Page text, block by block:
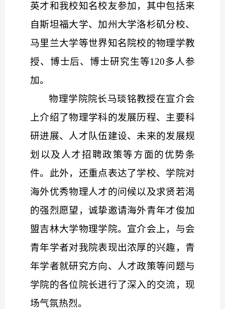
英才和我校知名校友参加，其中包括来
自斯坦福大学、加州大学洛杉矶分校、
马里兰大学等世界知名院校的物理学教
授、博士后、博士研究生等120多人参
加。
物理学院院长马琰铭教授在宣介会
上介绍了物理学科的发展历程、主要科
研进展、人才队伍建设、未来的发展规
划以及人才招聘政策等方面的优势条
件。此外，还重点表达了学校、学院对
海外优秀物理人才的问候以及求贤若渴
的强烈愿望，诚挚邀请海外青年才俊加
盟吉林大学物理学院。宣介会上，与会
青年学者对我院表现出浓厚的兴趣，青
年学者就研究方向、人才政策等问题与
学院的各位院长进行了深入的交流，现
场气氛热烈。